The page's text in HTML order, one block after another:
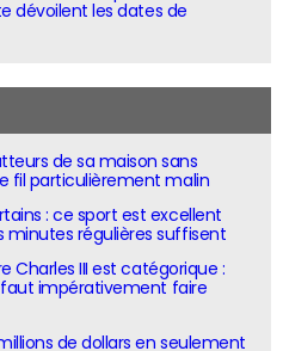
dévoilent les dates de
de sa maison sans
fil particulièrement malin
: ce sport est excellent
minutes régulières suffisent
Charles III est catégorique :
impérativement faire
de dollars en seulement